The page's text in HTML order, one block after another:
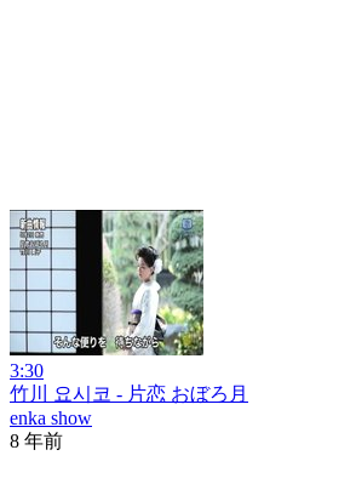
3:30
竹川 요시코 - 片恋 おぼろ月
enka show
8 年前